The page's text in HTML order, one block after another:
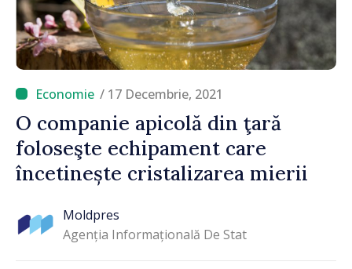
/ 17 Decembrie, 2021
O companie apicolă din ţară
foloseşte echipament care
încetinește cristalizarea mierii
Moldpres
Agenția Informațională De Stat